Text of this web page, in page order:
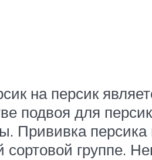
на персик
подвоя для
Прививка персика
группе.